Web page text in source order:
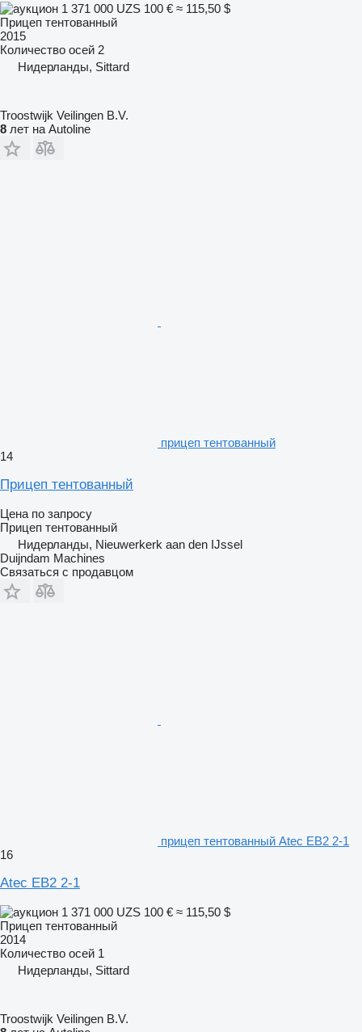
1 371 000 UZS 100 € ≈ 115,50 $
Прицеп тентованный
2015
Количество осей 2
Нидерланды, Sittard
Troostwijk Veilingen B.V.
8 лет на Autoline
прицеп тентованный
14
Прицеп тентованный
Цена по запросу
Прицеп тентованный
Нидерланды, Nieuwerkerk aan den IJssel
Duijndam Machines
Связаться с продавцом
прицеп тентованный Atec EB2 2-1
16
Atec EB2 2-1
1 371 000 UZS 100 € ≈ 115,50 $
Прицеп тентованный
2014
Количество осей 1
Нидерланды, Sittard
Troostwijk Veilingen B.V.